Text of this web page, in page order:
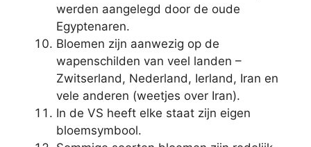
werden aangelegd door de oude
Egyptenaren.
Bloemen zijn aanwezig op de
wapenschilden van veel landen –
Zwitserland, Nederland, Ierland, Iran en
vele anderen (weetjes over Iran).
In de VS heeft elke staat zijn eigen
bloemsymbool.